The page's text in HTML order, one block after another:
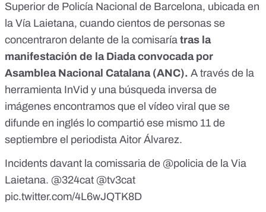
Superior de Policía Nacional de Barcelona, ubicada en
la Vía Laietana, cuando cientos de personas se
concentraron delante de la comisaría tras la
manifestación de la Diadaconvocada por
Asamblea Nacional Catalana (ANC). A través de la
herramienta InVid y una búsqueda inversa de
imágenes encontramos que el vídeo viral que se
difunde en inglés lo compartió ese mismo 11 de
septiembre el periodista Aitor Álvarez.
Incidents davant la comissaria de @policia de la Via
Laietana. @324cat @tv3cat
pic.twitter.com/4L6wJQTK8D